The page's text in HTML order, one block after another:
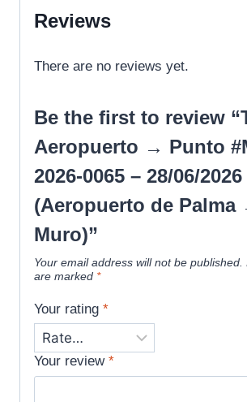
Reviews
There are no reviews yet.
Be the first to review
Aeropuerto → Punto
2026-0065 – 28/06/
(Aeropuerto de Palma
Muro)”
Your email address will not be published.
are marked *
Your rating *
Your review *